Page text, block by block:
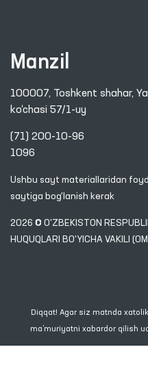
Manzil
100007, Toshkent shahar,
ko‘chasi 57/1-uy
(71) 200-10-96
1096
Ushbu sayt materiallaridan
saytiga bog'lanish kerak
2026 © O'ZBEKISTON
HUQUQLARI BO'YICHA VAKILI
Diqqat! Agar siz matnda
ma’muriyatni xabardor qilish